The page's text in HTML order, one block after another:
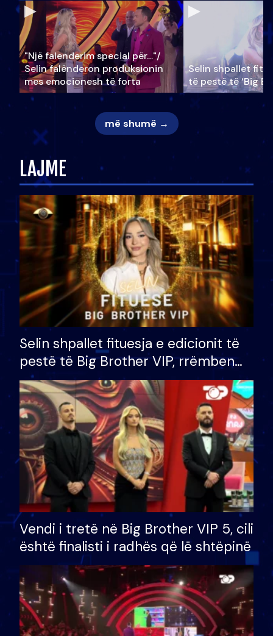
"Një falenderim special për…"/
Selin falënderon produksionin
mes emocionesh të forta
Selin shpallet
të pestë të ‘Big
më shumë →
LAJME
Selin shpallet fituesja e edicionit të
pestë të Big Brother VIP, rrëmben
çmimin e madh prej 100 mijë eurosh
Vendi i tretë në Big Brother VIP 5, cili
është finalisti i radhës që lë shtëpinë